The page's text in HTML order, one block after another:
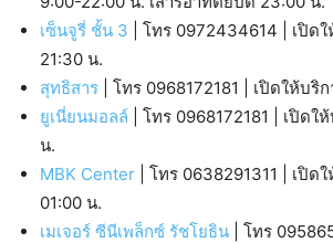
เซ็นจูรี่ ชั้น 3 | โทร 0972434614 | เปิด
21:30 น.
สุทธิสาร | โทร 0968172181 | เปิดให้บริ
ยูเนี่ยนมอลล์ | โทร 0968172181 | เปิดใ
น.
MBK Center | โทร 0638291311 | เปิด
01:00 น.
เมเจอร์ ซีนีเพล็กซ์ รัชโยธิน | โทร